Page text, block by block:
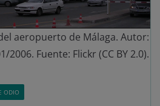
aeropuerto de Málaga. Autor:
Fuente: Flickr (CC BY 2.0).
ODIO